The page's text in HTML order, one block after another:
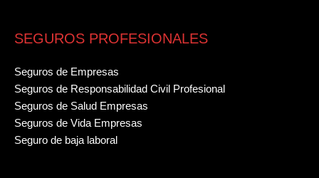
SEGUROS PROFESIONALES
Seguros de Empresas
Seguros de Responsabilidad Civil Profesional
Seguros de Salud Empresas
Seguros de Vida Empresas
Seguro de baja laboral